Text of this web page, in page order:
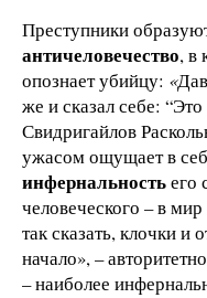
Преступники
античеловечество, в
опознает убийцу: «
же и сказал себе: “Это
Свидригайлов
ужасом ощущает в
инфернальностьего
человеческого – в
так сказать, клочки и
начало», –
– наиболее